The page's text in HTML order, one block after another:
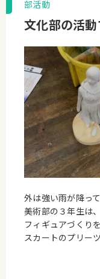
部活動
文化部の活
外は強い雨が降って
美術部の３年生は、
フィギュアづくり
スカートのプリー